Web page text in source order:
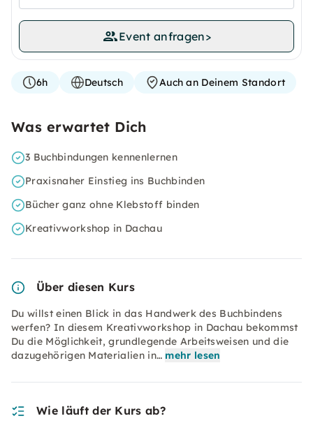
Event anfragen>
6h Deutsch Auch an Deinem Standort
Was erwartet Dich
3 Buchbindungen kennenlernen
Praxisnaher Einstieg ins Buchbinden
Bücher ganz ohne Klebstoff binden
Kreativworkshop in Dachau
Über diesen Kurs
Du willst einen Blick in das Handwerk des Buchbindens
werfen? In diesem Kreativworkshop in Dachau bekommst
Du die Möglichkeit, grundlegende Arbeitsweisen und die
dazugehörigen Materialien in… mehr lesen
Wie läuft der Kurs ab?